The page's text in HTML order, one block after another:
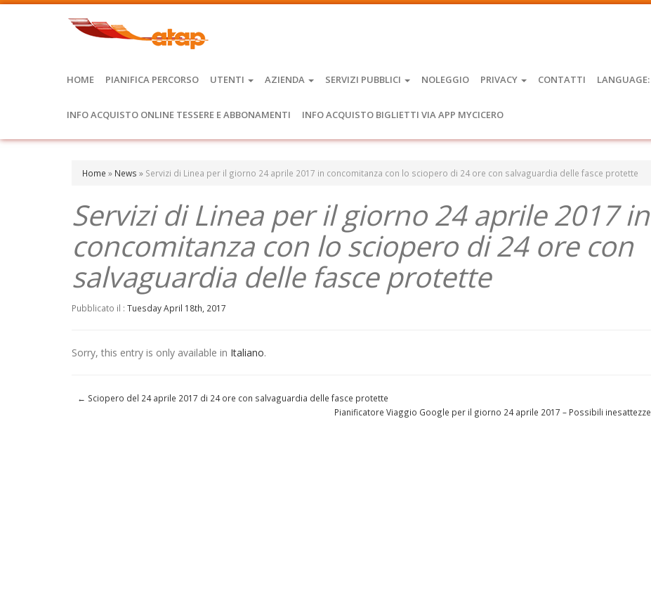
HOME PIANIFICA PERCORSO UTENTI AZIENDA SERVIZI PUBBLICI NOLEGGIO PRIVACY CONTATTI LANGUAGE:
INFO ACQUISTO ONLINE TESSERE E ABBONAMENTI INFO ACQUISTO BIGLIETTI VIA APP MYCICERO
Home » News » Servizi di Linea per il giorno 24 aprile 2017 in concomitanza con lo sciopero di 24 ore con salvaguardia delle fasce protette
Servizi di Linea per il giorno 24 aprile 2017 in
concomitanza con lo sciopero di 24 ore con
salvaguardia delle fasce protette
Pubblicato il : Tuesday April 18th, 2017
Sorry, this entry is only available in Italiano.
← Sciopero del 24 aprile 2017 di 24 ore con salvaguardia delle fasce protette
Pianificatore Viaggio Google per il giorno 24 aprile 2017 – Possibili inesattezze